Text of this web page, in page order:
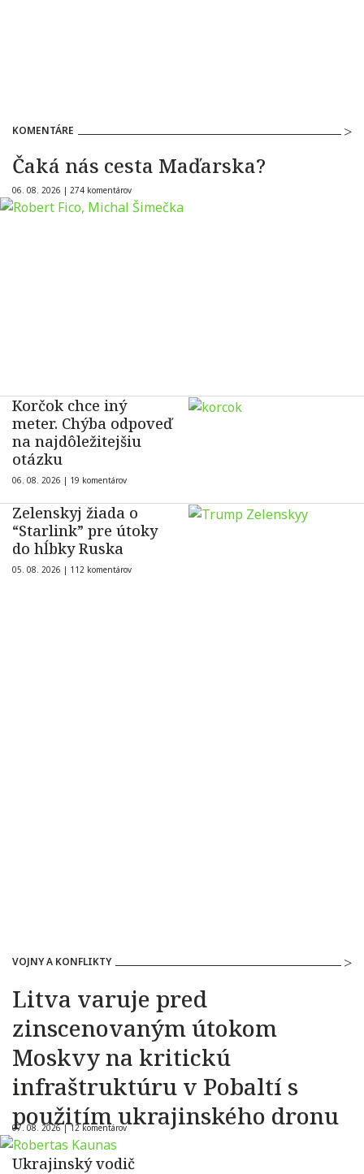
KOMENTÁRE
Čaká nás cesta Maďarska?
06. 08. 2026 | 274 komentárov
Korčok chce iný
meter. Chýba odpoveď
na najdôležitejšiu
otázku
06. 08. 2026 | 19 komentárov
Zelenskyj žiada o
“Starlink” pre útoky
do hĺbky Ruska
05. 08. 2026 | 112 komentárov
VOJNY A KONFLIKTY
Litva varuje pred
zinscenovaným útokom
Moskvy na kritickú
infraštruktúru v Pobaltí s
použitím ukrajinského dronu
07. 08. 2026 |12 komentárov
Ukrajinský vodič